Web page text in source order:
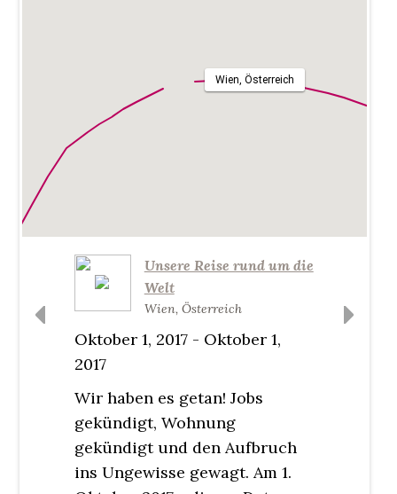
Wien, Österreich
Unsere Reise rund um die
Welt
Wien, Österreich
Oktober 1, 2017- Oktober 1,
2017
Wir haben es getan! Jobs
gekündigt, Wohnung
gekündigt und den Aufbruch
ins Ungewisse gewagt. Am 1.